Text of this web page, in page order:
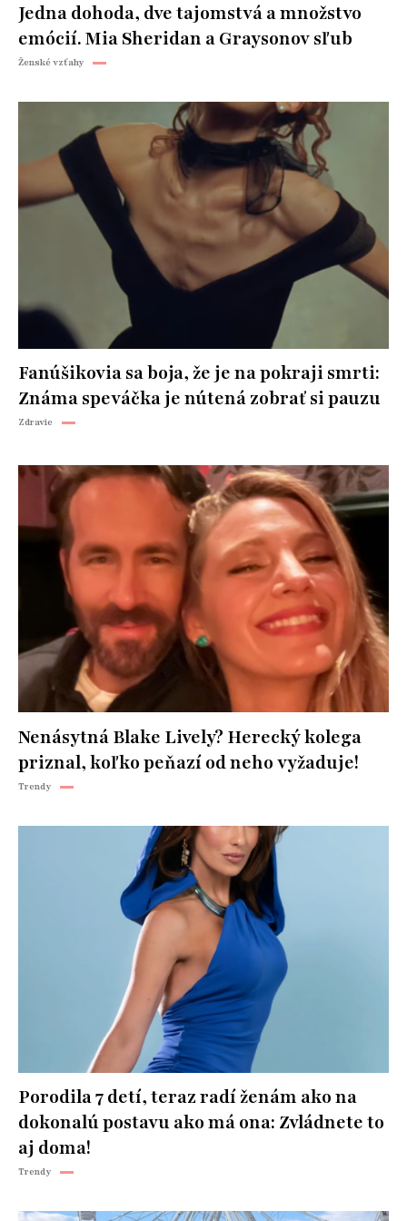
Jedna dohoda, dve tajomstvá a množstvo
emócií. Mia Sheridan a Graysonov sľub
Ženské vzťahy
Fanúšikovia sa boja, že je na pokraji smrti:
Známa speváčka je nútená zobrať si pauzu
Zdravie
Nenásytná Blake Lively? Herecký kolega
priznal, koľko peňazí od neho vyžaduje!
Trendy
Porodila 7 detí, teraz radí ženám ako na
dokonalú postavu ako má ona: Zvládnete to
aj doma!
Trendy